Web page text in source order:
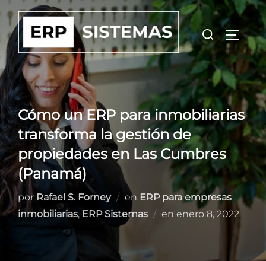
Saltar
contenido
Buscar:
Cómo un ERP para inmobiliarias
transforma la gestión de
propiedades en Las Cumbres
(Panamá)
por Rafael S. Forney en ERP para empresas
inmobiliarias, ERP Sistemas en Publicado
enero 8, 2022